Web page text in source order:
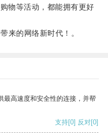
物等活动，都能拥有更好
的网络新时代！。
最高速度和安全性的连接，并帮
支持[0] 反对[0]